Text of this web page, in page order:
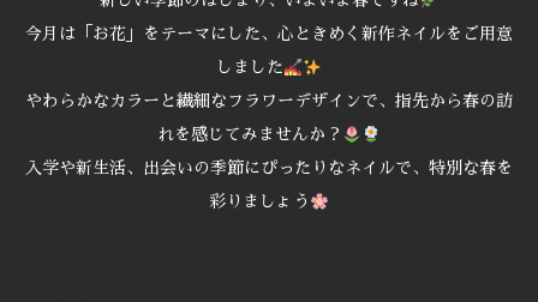
今月は「お花」をテーマにした、心ときめく新作ネイルをご用意
しました
やわらかなカラーと繊細なフラワーデザインで、指先から春の訪
れを感じてみませんか？
入学や新生活、出会いの季節にぴったりなネイルで、特別な春を
彩りましょう